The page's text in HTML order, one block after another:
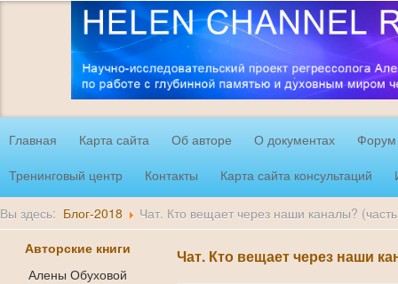
Главная Карта сайта Об авторе О документах
Форум
Тренинговый центр
Контакты Карта сайта консультаций
Вы здесь: Блог-2018
Чат. Кто вещает через наши каналы?
Авторские книги
Алены Обуховой
Чат. Кто вещает через наши